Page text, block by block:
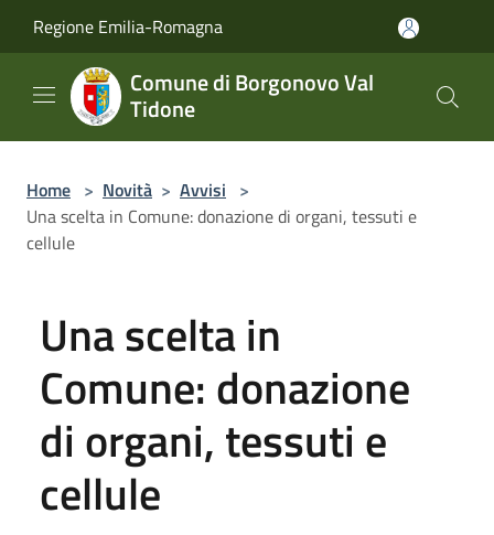
Regione Emilia-Romagna
Comune di Borgonovo Val
Tidone
Home > Novità > Avvisi >
Una scelta in Comune: donazione di organi, tessuti e
cellule
Una scelta in
Comune: donazione
di organi, tessuti e
cellule